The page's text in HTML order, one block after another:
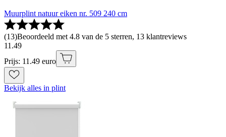
Muurplint natuur eiken nr. 509 240 cm
(13)Beoordeeld met 4.8 van de 5 sterren, 13 klantreviews
11.49
Prijs: 11.49 euro
Bekijk alles in plint